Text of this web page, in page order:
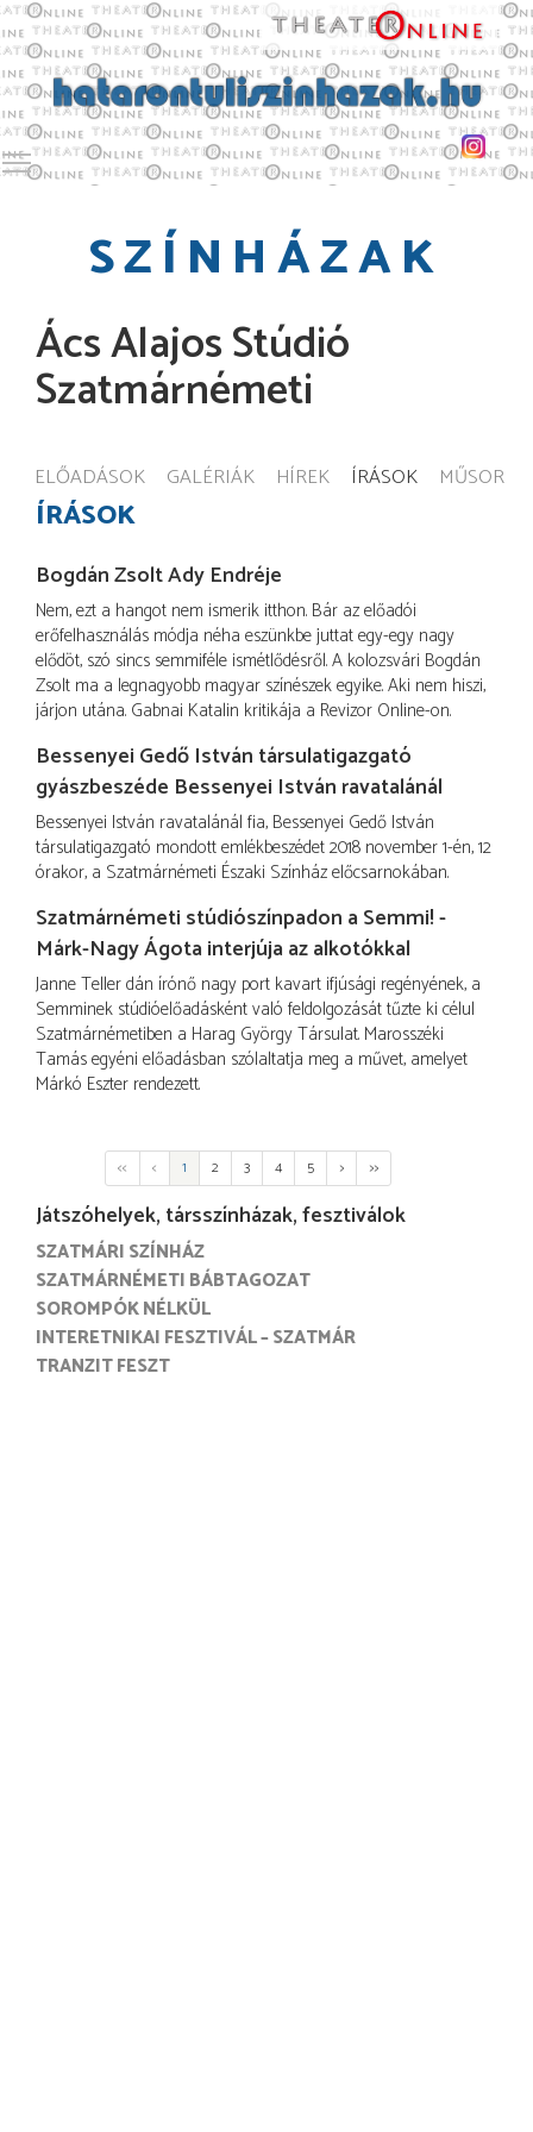
Toggle main menu visibility
SZÍNHÁZAK
Ács Alajos Stúdió
Szatmárnémeti
ELŐADÁSOK GALÉRIÁK HÍREK ÍRÁSOK MŰSOR
ÍRÁSOK
Bogdán Zsolt Ady Endréje
Nem, ezt a hangot nem ismerik itthon. Bár az előadói
erőfelhasználás módja néha eszünkbe juttat egy-egy nagy
elődöt, szó sincs semmiféle ismétlődésről. A kolozsvári Bogdán
Zsolt ma a legnagyobb magyar színészek egyike. Aki nem hiszi,
járjon utána. Gabnai Katalin kritikája a Revizor Online-on.
Bessenyei Gedő István társulatigazgató
gyászbeszéde Bessenyei István ravatalánál
Bessenyei István ravatalánál fia, Bessenyei Gedő István
társulatigazgató mondott emlékbeszédet 2018 november 1-én, 12
órakor, a Szatmárnémeti Északi Színház előcsarnokában.
Szatmárnémeti stúdiószínpadon a Semmi! -
Márk-Nagy Ágota interjúja az alkotókkal
Janne Teller dán írónő nagy port kavart ifjúsági regényének, a
Semminek stúdióelőadásként való feldolgozását tűzte ki célul
Szatmárnémetiben a Harag György Társulat. Marosszéki
Tamás egyéni előadásban szólaltatja meg a művet, amelyet
Márkó Eszter rendezett.
<< < 1 2 3 4 5 > >>
Játszóhelyek, társszínházak, fesztiválok
SZATMÁRI SZÍNHÁZ
SZATMÁRNÉMETI BÁBTAGOZAT
SOROMPÓK NÉLKÜL
INTERETNIKAI FESZTIVÁL – SZATMÁR
TRANZIT FESZT